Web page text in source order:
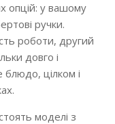
опцій: у вашому
ручки.
роботи, другий
довго і
блюдо, цілком і
моделі з